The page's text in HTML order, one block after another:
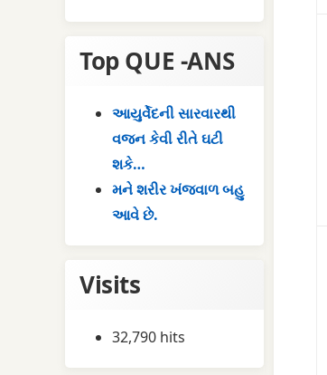
Top QUE -ANS
આયુર્વેદની સારવારથી
વજન કેવી રીતે ઘટી
શકે…
મને શરીર ખંજવાળ બહુ
આવે છે.
Visits
32,790 hits